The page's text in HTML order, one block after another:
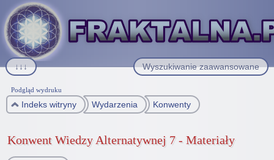
Wyszukiwanie zaawansowane
↓↓↓
Podgląd wydruku
Indeks witryny Wydarzenia Konwenty
Konwent Wiedzy Alternatywnej 7 - Materiały